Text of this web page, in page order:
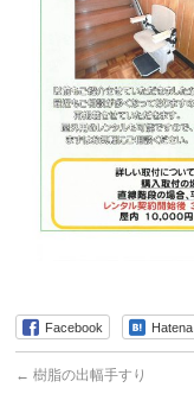
Facebook Hatena
← 樹脂の出幅手すり